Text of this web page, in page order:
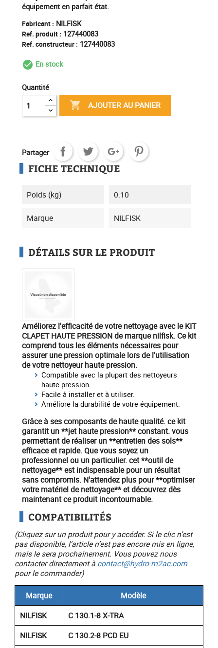
équipement en parfait état.
Fabricant : NILFISK
Ref. produit : 127440083
Ref. constructeur : 127440083
check_circle_outline
En stock
Quantité
 AJOUTER AU PANIER
Partager
FICHE TECHNIQUE
Poids (kg) 0.10
Marque NILFISK
DÉTAILS SUR LE PRODUIT
Améliorez l'efficacité de votre nettoyageavec leKIT
CLAPET HAUTE PRESSIONde marquenilfisk. Ce kit
comprend tous les éléments nécessaires pour
assurer une pression optimale lors de l'utilisation
de votre nettoyeur haute pression.
Compatible avec la plupart des nettoyeurs
haute pression.
Facile à installer et à utiliser.
Améliore la durabilité de votre équipement.
Grâce à ses composants de haute qualité. ce kit
garantit un **jet haute pression** constant. vous
permettant de réaliser un **entretien des sols**
efficace et rapide. Que vous soyez un
professionnel ou un particulier. cet **outil de
nettoyage** est indispensable pour un résultat
sans compromis. N'attendez plus pour **optimiser
votre matériel de nettoyage** et découvrez dès
maintenant ce produit incontournable.
COMPATIBILITÉS
(Cliquez sur un produit pour y accéder. Si le clic n’est
pas disponible, l’article n’est pas encore mis en ligne,
mais le sera prochainement. Vous pouvez nous
contacter directement à contact@hydro-m2ac.com
pour le commander)
Marque
Modèle
NILFISK
C 130.1-8 X-TRA
NILFISK
C 130.2-8 PCD EU